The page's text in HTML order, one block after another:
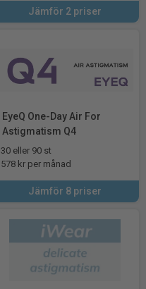
Jämför 2 priser
EyeQ One-Day Air For
Astigmatism Q4
30 eller 90 st
578 kr per månad
Jämför 8 priser